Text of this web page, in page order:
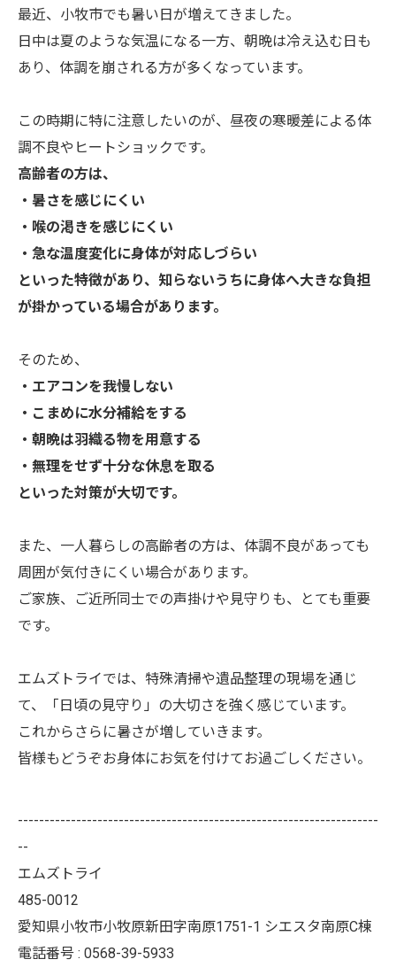
最近、小牧市でも暑い日が増えてきました。
日中は夏のような気温になる一方、朝晩は冷え込む日も
あり、体調を崩される方が多くなっています。
この時期に特に注意したいのが、昼夜の寒暖差による体
調不良やヒートショックです。
高齢者の方は、
・暑さを感じにくい
・喉の渇きを感じにくい
・急な温度変化に身体が対応しづらい
といった特徴があり、知らないうちに身体へ大きな負担
が掛かっている場合があります。
そのため、
・エアコンを我慢しない
・こまめに水分補給をする
・朝晩は羽織る物を用意する
・無理をせず十分な休息を取る
といった対策が大切です。
また、一人暮らしの高齢者の方は、体調不良があっても
周囲が気付きにくい場合があります。
ご家族、ご近所同士での声掛けや見守りも、とても重要
です。
エムズトライでは、特殊清掃や遺品整理の現場を通じ
て、「日頃の見守り」の大切さを強く感じています。
これからさらに暑さが増していきます。
皆様もどうぞお身体にお気を付けてお過ごしください。
--------------------------------------------------------------------
--
エムズトライ
485-0012
愛知県小牧市小牧原新田字南原1751-1 シエスタ南原C棟
電話番号 : 0568-39-5933